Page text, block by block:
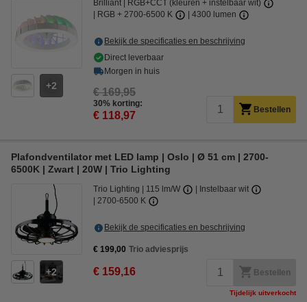
2
Brilliant
RGB+CCT (kleuren + instelbaar wit)
RGB + 2700-6500 K
4300 lumen
Bekijk de specificaties en beschrijving
Direct leverbaar
Morgen in huis
€ 169,95
30% korting:
€ 118,97 Bestellen
Plafondventilator met LED lamp | Oslo | Ø 51 cm | 2700-
6500K | Zwart | 20W | Trio Lighting
2
Trio Lighting 115 lm/W
Instelbaar wit
2700-6500 K
Bekijk de specificaties en beschrijving
€ 199,00 Trio adviesprijs
€ 159,16 Bestellen
Tijdelijk uitverkocht